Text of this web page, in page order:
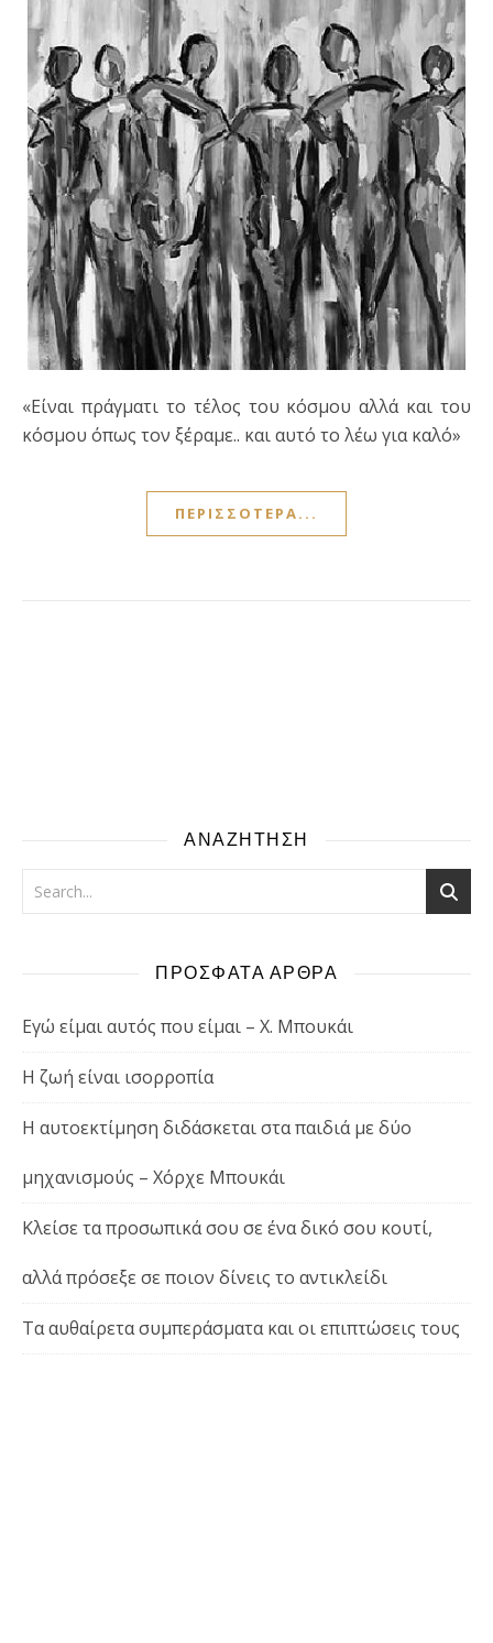
«Είναι πράγματι το τέλος του κόσμου αλλά και του
κόσμου όπως τον ξέραμε.. και αυτό το λέω για καλό»
ΠΕΡΙΣΣΌΤΕΡΑ...
ΑΝΑΖΗΤΗΣΗ
ΠΡΟΣΦΑΤΑ ΑΡΘΡΑ
Εγώ είμαι αυτός που είμαι – Χ. Μπουκάι
Η ζωή είναι ισορροπία
Η αυτοεκτίμηση διδάσκεται στα παιδιά με δύο
μηχανισμούς – Χόρχε Μπουκάι
Κλείσε τα προσωπικά σου σε ένα δικό σου κουτί,
αλλά πρόσεξε σε ποιον δίνεις το αντικλείδι
Τα αυθαίρετα συμπεράσματα και οι επιπτώσεις τους